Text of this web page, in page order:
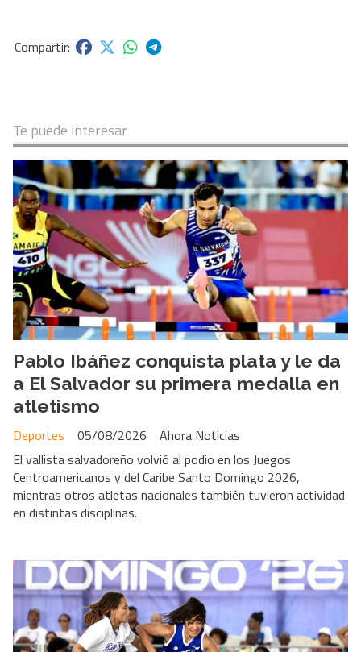
Te puede interesar
Pablo Ibáñez conquista plata y le da
a El Salvador su primera medalla en
atletismo
Ahora Noticias
Deportes
05/08/2026
El vallista salvadoreño volvió al podio en los Juegos
Centroamericanos y del Caribe Santo Domingo 2026,
mientras otros atletas nacionales también tuvieron actividad
en distintas disciplinas.